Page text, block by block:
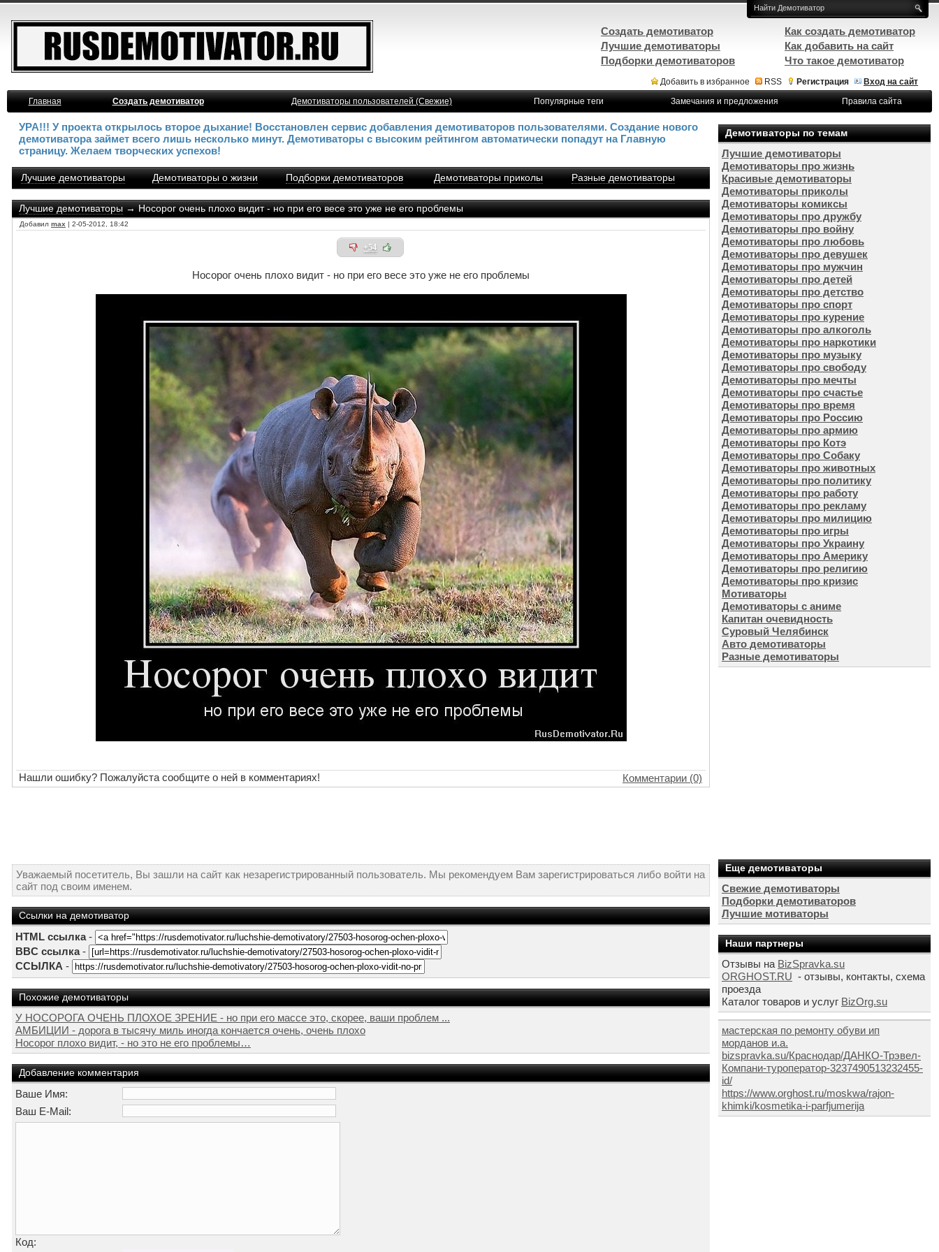
Добавить в избранное RSS Регистрация
Вход на сайт
Главная
Создать демотиватор Демотиваторы пользователей (Свежие) Популярные теги Замечания и предложения Правила сайта
УРА!!! У проекта открылось второе дыхание! Восстановлен сервис добавления демотиваторов пользователями. Создание нового
демотиватора займет всего лишь несколько минут. Демотиваторы с высоким рейтингом автоматически попадут на Главную
страницу. Желаем творческих успехов!
Лучшие демотиваторы Демотиваторы о жизни Подборки демотиваторов Демотиваторы приколы Разные демотиваторы
Лучшие демотиваторы→ Hосорог очень плохо видит - но при его весе это уже не его проблемы
Добавил max | 2-05-2012, 18:42
+54
Hосорог очень плохо видит - но при его весе это уже не его проблемы
Нашли ошибку? Пожалуйста сообщите о ней в комментариях! Комментарии (0)
Уважаемый посетитель, Вы зашли на сайт как незарегистрированный пользователь. Мы рекомендуем Вам зарегистрироваться либо войти на
сайт под своим именем.
Ссылки на демотиватор
HTML ссылка-
BBC ссылка-
ССЫЛКА -
Похожие демотиваторы
У НОСОРОГА ОЧЕНЬ ПЛОХОЕ ЗРЕНИЕ - но при его массе это, скорее, ваши проблем ...
АМБИЦИИ - дорога в тысячу миль иногда кончается очень, очень плохо
Носорог плохо видит, - но это не его проблемы…
Добавление комментария
Ваше Имя:
Ваш E-Mail:
Код:
Демотиваторы по темам
Лучшие демотиваторы
Демотиваторы про жизнь
Красивые демотиваторы
Демотиваторы приколы
Демотиваторы комиксы
Демотиваторы про дружбу
Демотиваторы про войну
Демотиваторы про любовь
Демотиваторы про девушек
Демотиваторы про мужчин
Демотиваторы про детей
Демотиваторы про детство
Демотиваторы про спорт
Демотиваторы про курение
Демотиваторы про алкоголь
Демотиваторы про наркотики
Демотиваторы про музыку
Демотиваторы про свободу
Демотиваторы про мечты
Демотиваторы про счастье
Демотиваторы про время
Демотиваторы про Россию
Демотиваторы про армию
Демотиваторы про Котэ
Демотиваторы про Собаку
Демотиваторы про животных
Демотиваторы про политику
Демотиваторы про работу
Демотиваторы про рекламу
Демотиваторы про милицию
Демотиваторы про игры
Демотиваторы про Украину
Демотиваторы про Америку
Демотиваторы про религию
Демотиваторы про кризис
Мотиваторы
Демотиваторы с аниме
Капитан очевидность
Суровый Челябинск
Авто демотиваторы
Разные демотиваторы
Еще демотиваторы
Свежие демотиваторы
Подборки демотиваторов
Лучшие мотиваторы
Наши партнеры
Отзывы на BizSpravka.su
ORGHOST.RU - отзывы, контакты, схема
проезда
Каталог товаров и услуг BizOrg.su
мастерская по ремонту обуви ип
морданов и.а.
bizspravka.su/Краснодар/ДАНКО-Трэвел-
Компани-туроператор-3237490513232455-
id/
https://www.orghost.ru/moskwa/rajon-
khimki/kosmetika-i-parfjumerija
Создать демотиватор
Лучшие демотиваторы
Подборки демотиваторов
Как создать демотиватор
Как добавить на сайт
Что такое демотиватор